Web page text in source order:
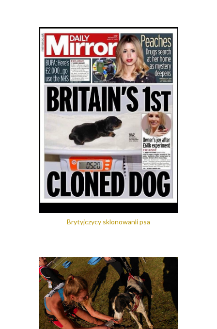
Brytyjczycy sklonowanli psa